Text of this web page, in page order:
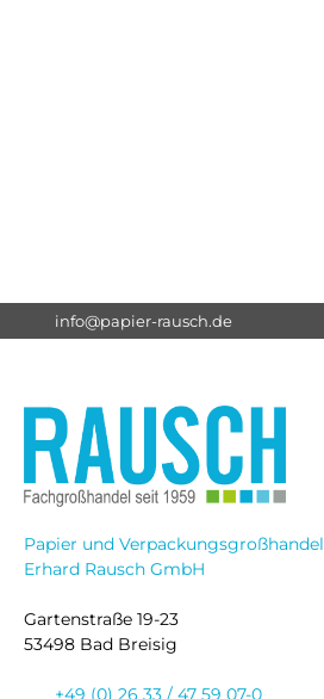
info@papier-rausch.de
Papier und Verpackungsgroßhandel
Erhard Rausch GmbH
Gartenstraße 19-23
53498 Bad Breisig
+49 (0) 26 33 / 47 59 07-0